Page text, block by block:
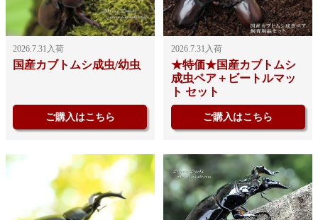
2026.7.31入荷
国産カブトムシ成虫/幼虫
ご購入はこちら
2026.7.31入荷
★特価★国産カブトムシ
成虫ペア＋ビートルマッ
ト セット
ご購入はこちら